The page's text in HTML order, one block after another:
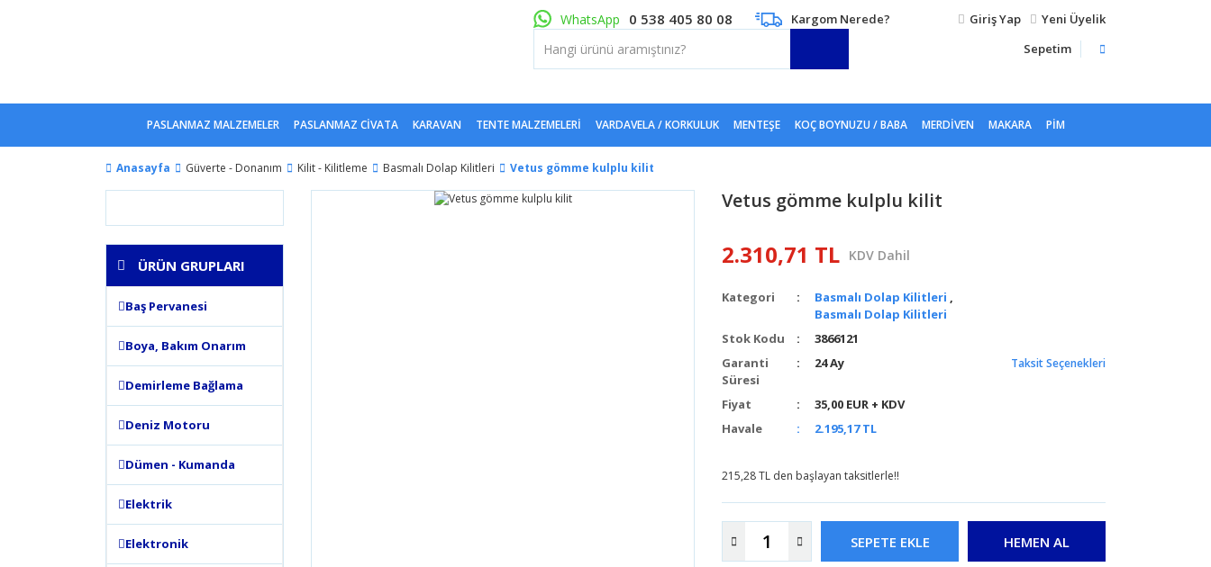
WhatsApp 0 538 405 80 08 Kargom Nerede? Giriş Yap
Yeni Üyelik
Sepetim
PASLANMAZ MALZEMELER PASLANMAZ CİVATA KARAVAN TENTE MALZEMELERI VARDAVELA / KORKULUK MENTEŞE KOÇ BOYNUZU / BABA MERDIVEN MAKARA PIM
Anasayfa Güverte - Donanım Kilit - Kilitleme Basmalı Dolap Kilitleri Vetus gömme kulplu kilit
ÜRÜN GRUPLARI
Baş Pervanesi
Boya, Bakım Onarım
Demirleme Bağlama
Deniz Motoru
Dümen - Kumanda
Elektrik
Elektronik
Vetus gömme kulplu kilit
2.310,71 TL KDV Dahil
Kategori Basmalı Dolap Kilitleri ,
Basmalı Dolap Kilitleri
Stok Kodu
3866121
Garanti
Süresi
24 Ay
Fiyat
35,00 EUR + KDV
Havale
2.195,17 TL
Taksit Seçenekleri
215,28 TL den başlayan taksitlerle!!
SEPETE EKLE HEMEN AL